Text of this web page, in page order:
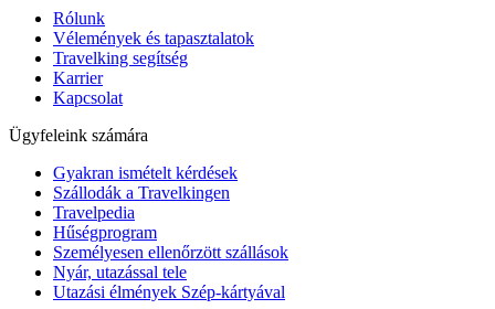
Rólunk
Vélemények és tapasztalatok
Travelking segítség
Karrier
Kapcsolat
Ügyfeleink számára
Gyakran ismételt kérdések
Szállodák a Travelkingen
Travelpedia
Hűségprogram
Személyesen ellenőrzött szállások
Nyár, utazással tele
Utazási élmények Szép-kártyával